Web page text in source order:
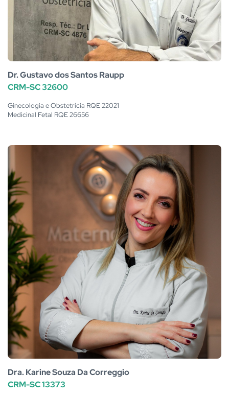
Dr. Gustavo dos Santos Raupp
CRM-SC 32600
Ginecologia e Obstetrícia RQE 22021
Medicinal Fetal RQE 26656
Dra. Karine Souza Da Correggio
CRM-SC 13373